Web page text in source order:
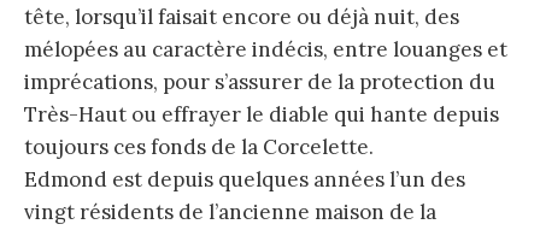
tête, lorsqu’il faisait encore ou déjà nuit, des
mélopées au caractère indécis, entre louanges et
imprécations, pour s’assurer de la protection du
Très-Haut ou effrayer le diable qui hante depuis
toujours ces fonds de la Corcelette.
Edmond est depuis quelques années l’un des
vingt résidents de l’ancienne maison de la